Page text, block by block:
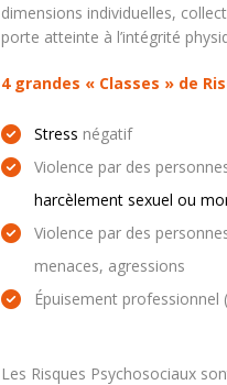
dimensions individuelles,
porte atteinte à l’intégrité
4 grandes « Classes » de
Stress négatif
Violence par des
harcèlement sexuel ou
Violence par des
menaces, agressions
Épuisement professionnel (
Les Risques Psychosociaux